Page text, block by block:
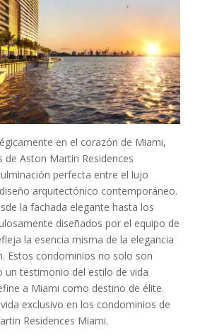
en el corazón de Miami,
de Aston Martin Residences
perfecta entre el lujo
arquitectónico contemporáneo.
la fachada elegante hasta los
diseñados por el equipo de
la esencia misma de la elegancia
Estos condominios no solo son
un testimonio del estilo de vida
a Miami como destino de élite.
exclusivo en los condominios de
Residences Miami.